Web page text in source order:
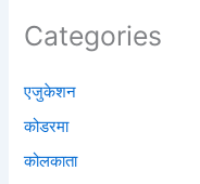
Categories
एजुकेशन
कोडरमा
कोलकाता